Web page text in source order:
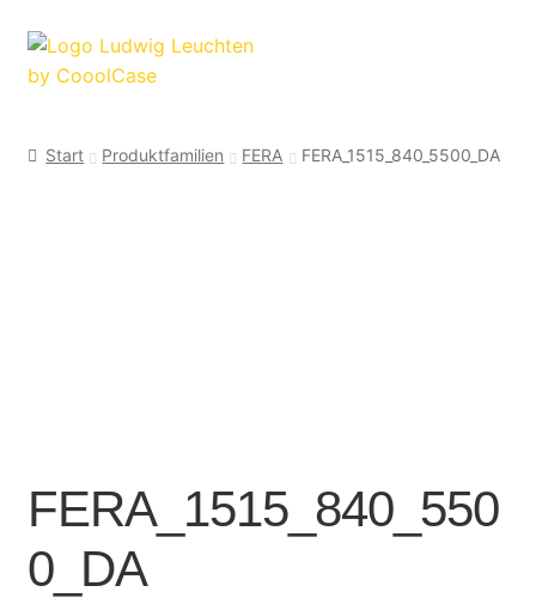
Zur
Navigation
Zum
Inhalt
Start Produktfamilien FERA FERA_1515_840_5500_DA
FERA_1515_840_550
0_DA